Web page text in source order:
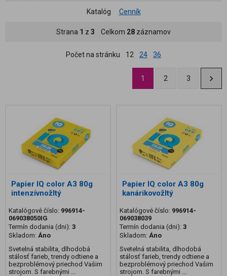
Katalóg Cenník
Strana 1 z 3 Celkom 28 záznamov
Počet na stránku 12 24 36
1 2 3
Papier IQ color A3 80g
intenzívnožltý
Katalógové číslo: 996914-
069038050IG
Termín dodania (dni): 3
Skladom: Áno
Svetelná stabilita, dlhodobá
stálosť farieb, trendy odtiene a
bezproblémový priechod Vašim
strojom. S farebnými ...
Papier IQ color A3 80g
kanárikovožltý
Katalógové číslo: 996914-
069038039
Termín dodania (dni): 3
Skladom: Áno
Svetelná stabilita, dlhodobá
stálosť farieb, trendy odtiene a
bezproblémový priechod Vašim
strojom. S farebnými ...